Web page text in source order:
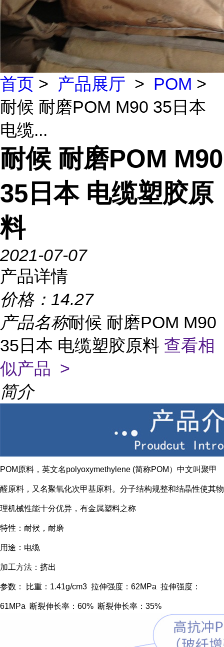
首页 > 产品展厅 > POM >
耐候 耐磨POM M90 35日本
电缆...
耐候 耐磨POM M90
35日本 电缆塑胶原
料
2021-07-07
产品详情
价格： 14.27
产品名称耐候 耐磨POM M90
35日本 电缆塑胶原料 查看相
似产品 >
简介
POM原料，英文名polyoxymethylene (简称POM）中文叫聚甲
醛原料，又名聚氧化次甲基原料。分子结构规整和结晶性使其物
理机械性能十分优异，有金属塑料之称
特性：耐候，耐磨
用途：电缆
加工方法：挤出
参数： 比重：1.41g/cm3 拉伸强度：62MPa 拉伸强度：
61MPa 断裂伸长率：60% 断裂伸长率：35%